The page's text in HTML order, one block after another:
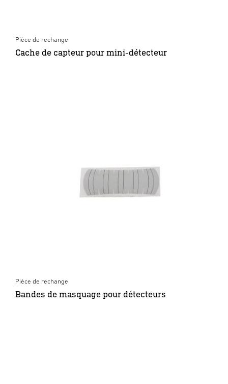
Pièce de rechange
Cache de capteur pour mini-détecteur
Pièce de rechange
Bandes de masquage pour détecteurs